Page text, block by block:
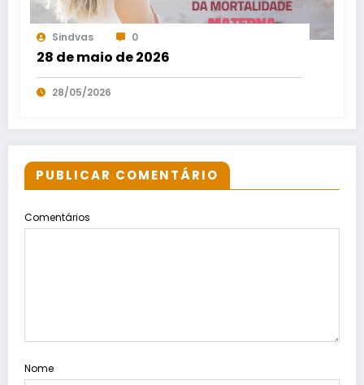
Sindvas 0
28 de maio de 2026
28/05/2026
PUBLICAR COMENTÁRIO
Comentários
Nome